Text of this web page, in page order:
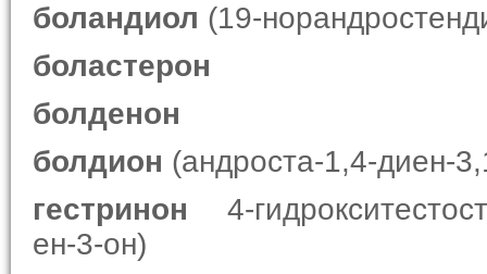
боландиол (19-
боластерон
болденон
болдион (андроста-1,4-диен-
гестринон 4-
ен-3-он)